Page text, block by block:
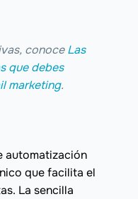
conoceLas
que debes
marketing.
automatización
que facilita el
La sencilla